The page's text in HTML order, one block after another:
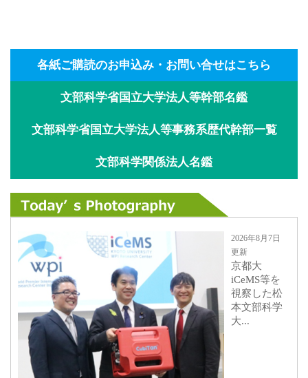
各紙ご購読のお申込み・お問い合せはこちら
文部科学省国立大学法人等幹部名鑑
文部科学省国立大学法人等事務系歴代幹部一覧
文部科学関係法人名鑑
2026年8月7日
更新
京都大
iCeMS等を
視察した松
本文部科学
大...